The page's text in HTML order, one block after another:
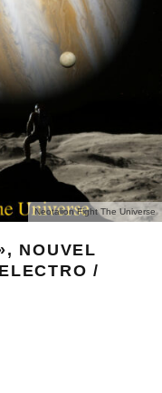
Neotalion Fight The Universe
NOUVEL
/